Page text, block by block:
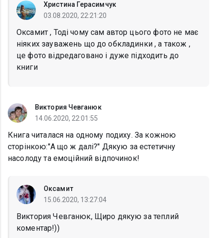
Христина Герасимчук
03.08.2020, 22:21:20
Оксамит , Тоді чому сам автор цього фото не має
ніяких зауважень що до обкладинки , а також ,
це фото відредаговано і дуже підходить до
книги
Виктория Чевганюк
14.06.2020, 22:01:55
Книга читалася на одному подиху. За кожною
сторінкою:"А що ж далі?" Дякую за естетичну
насолоду та емоційний відпочинок!
Оксамит
15.06.2020, 13:27:04
Виктория Чевганюк, Щиро дякую за теплий
коментар!))